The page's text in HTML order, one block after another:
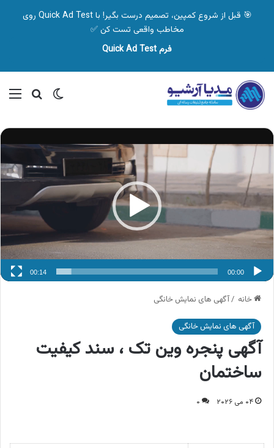
🎯 قبل از شروع کمپین، تصمیم درست بگیر! با Quick Ad Test روی
مخاطب واقعی تست کن ✅
فرم Quick Ad Test
تغییر پوسته
نمایشگر
ویدیو
00:00
00:14
خانه /آگهی های نمایش خانگی
آگهی های نمایش خانگی
آگهی پنجره وین تک ، سند کیفیت
ساختمان
۰۴ می ۲۰۲۶ ۰